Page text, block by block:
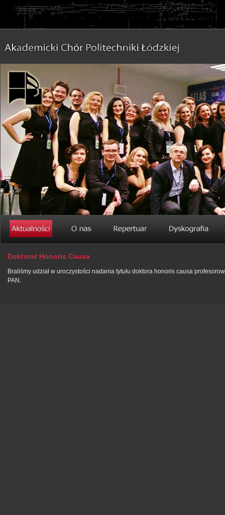
Doktorat Honoris Causa
Braliśmy udział w uroczystości nadania tytułu doktora honoris causa
PAN.